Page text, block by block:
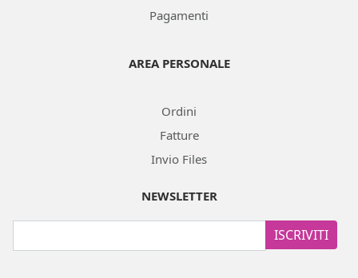
Pagamenti
AREA PERSONALE
Ordini
Fatture
Invio Files
NEWSLETTER
ISCRIVITI